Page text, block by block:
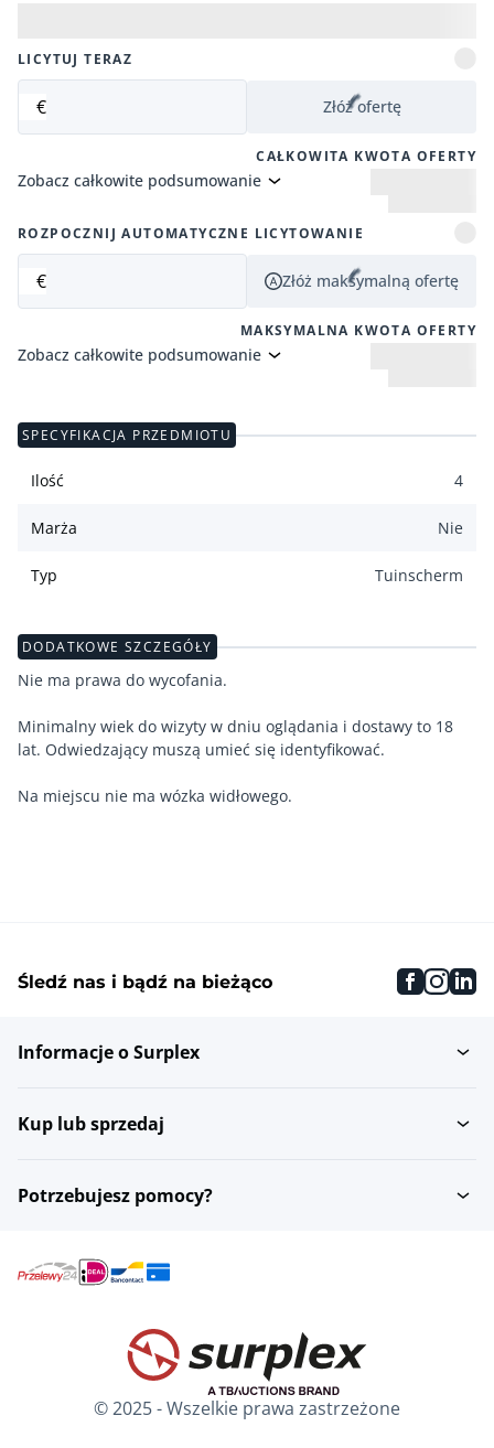
LICYTUJ TERAZ
€ Złóż ofertę
CAŁKOWITA KWOTA OFERTY
Zobacz całkowite podsumowanie
ROZPOCZNIJ AUTOMATYCZNE LICYTOWANIE
€ Złóż maksymalną ofertę
MAKSYMALNA KWOTA OFERTY
Zobacz całkowite podsumowanie
SPECYFIKACJA PRZEDMIOTU
Ilość 4
Marża Nie
Typ Tuinscherm
DODATKOWE SZCZEGÓŁY
Nie ma prawa do wycofania.
Minimalny wiek do wizyty w dniu oglądania i dostawy to 18
lat. Odwiedzający muszą umieć się identyfikować.
Śledź nas i bądź na bieżąco
Informacje o Surplex
Kup lub sprzedaj
Potrzebujesz pomocy?
© 2025 - Wszelkie prawa zastrzeżone